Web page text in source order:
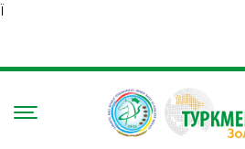
Ï